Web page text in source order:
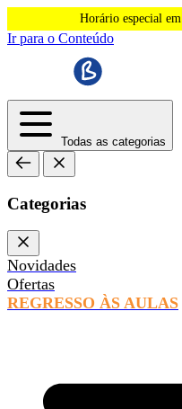
Horário especial em
Ir para o Conteúdo
Todas as categorias
Categorias
Novidades
Ofertas
REGRESSO ÀS AULAS